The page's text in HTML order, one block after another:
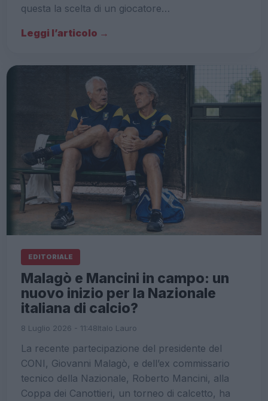
questa la scelta di un giocatore…
Leggi l’articolo →
EDITORIALE
Malagò e Mancini in campo: un
nuovo inizio per la Nazionale
italiana di calcio?
8 Luglio 2026 - 11:48Italo Lauro
La recente partecipazione del presidente del
CONI, Giovanni Malagò, e dell’ex commissario
tecnico della Nazionale, Roberto Mancini, alla
Coppa dei Canottieri, un torneo di calcetto, ha